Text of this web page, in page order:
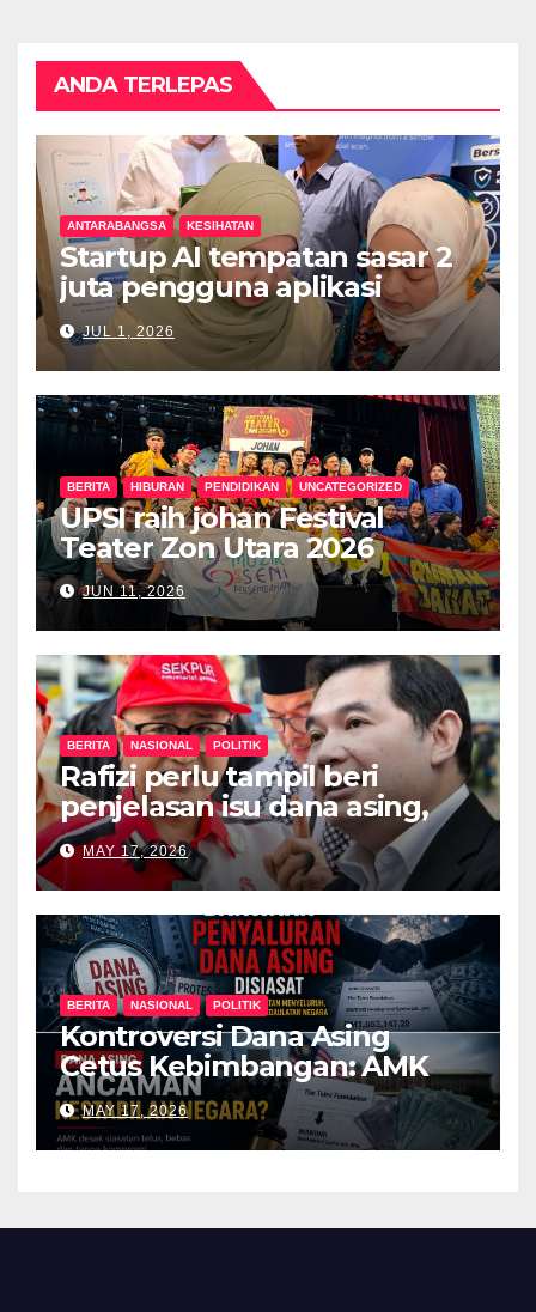
ANDA TERLEPAS
ANTARABANGSA KESIHATAN
Startup AI tempatan sasar 2
juta pengguna aplikasi
kesihatan digital MyMedix
dalam tempoh setahun
JUL 1, 2026
BERITA HIBURAN PENDIDIKAN UNCATEGORIZED
UPSI raih johan Festival
Teater Zon Utara 2026
JUN 11, 2026
BERITA NASIONAL POLITIK
Rafizi perlu tampil beri
penjelasan isu dana asing,
khianat negara
MAY 17, 2026
BERITA NASIONAL POLITIK
Kontroversi Dana Asing
Cetus Kebimbangan: AMK
Desak Siasatan Menyeluruh
MAY 17, 2026